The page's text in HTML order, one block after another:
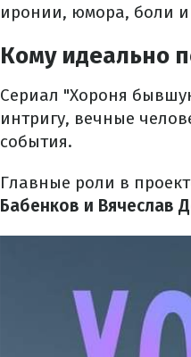
иронии, юмора, боли
Кому идеально
Сериал "Хороня
интригу, вечные
события.
Главные роли в
Бабенков и Вячеслав